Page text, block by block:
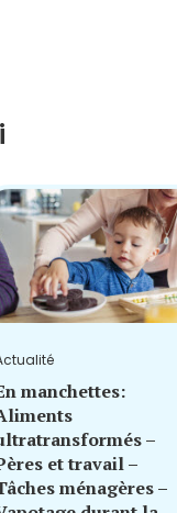
manchettes:
–
et travail –
ménagères –